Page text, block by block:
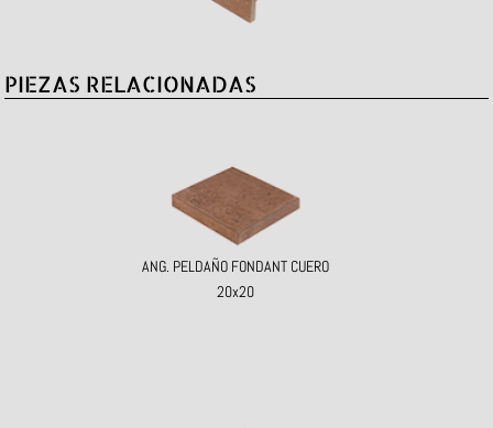
PIEZAS RELACIONADAS
ANG. PELDAÑO FONDANT CUERO
20x20